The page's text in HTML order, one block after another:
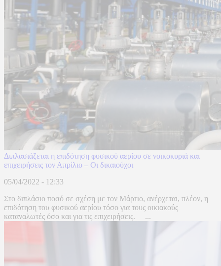
Διπλασιάζεται η επιδότηση φυσικού αερίου σε νοικοκυριά και
επιχειρήσεις τον Απρίλιο – Οι δικαιούχοι
05/04/2022 - 12:33
Στο διπλάσιο ποσό σε σχέση με τον Μάρτιο, ανέρχεται, πλέον, η
επιδότηση του φυσικού αερίου τόσο για τους οικιακούς
καταναλωτές όσο και για τις επιχειρήσεις. ...